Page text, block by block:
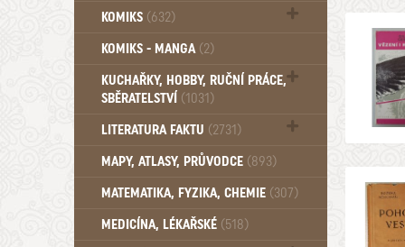
KOMIKS (632)
Komiks - Čtyřlístek (232)
KOMIKS - MANGA (2)
KUCHAŘKY, HOBBY, RUČNÍ PRÁCE,
SBĚRATELSTVÍ (1031)
Dům a byt (102)
LITERATURA FAKTU (2731)
Katalogy (503)
MAPY, ATLASY, PRŮVODCE (893)
MATEMATIKA, FYZIKA, CHEMIE (307)
MEDICÍNA, LÉKAŘSKÉ (518)